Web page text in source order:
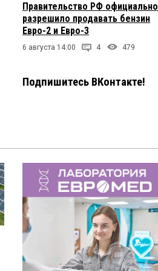
Правительство РФ официально
разрешило продавать бензин
Евро-2 и Евро-3
6 августа 14:00 4 479
Подпишитесь ВКонтакте!